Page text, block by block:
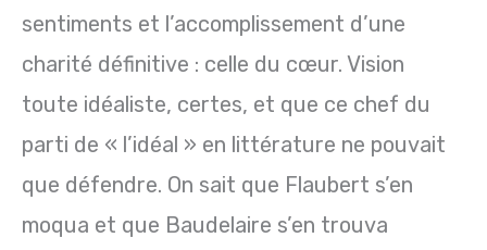
sentiments et l’accomplissement d’une
charité définitive : celle du cœur. Vision
toute idéaliste, certes, et que ce chef du
parti de « l’idéal » en littérature ne pouvait
que défendre. On sait que Flaubert s’en
moqua et que Baudelaire s’en trouva